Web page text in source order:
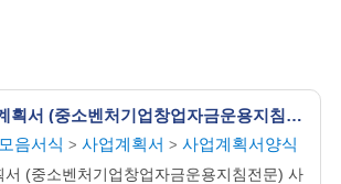
사업계획서 (중소벤처기업창업자금운용지침전문)
음서식 > 사업계획서 > 사업계획서양식
서 (중소벤처기업창업자금운용지침전문) 사